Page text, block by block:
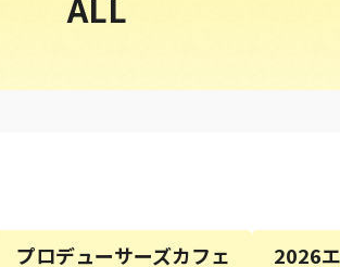
プロデューサーズカフェ 2026